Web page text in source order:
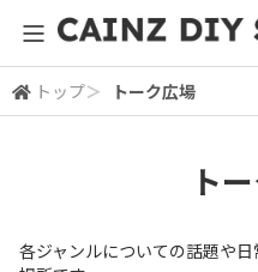
全体検索
トップ＞ トーク広場
ト
各ジャンルについての話題や